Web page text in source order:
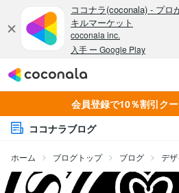
会員登録で10％割引ク
ココナラブログ
ホーム ブログトップ ブログ デ